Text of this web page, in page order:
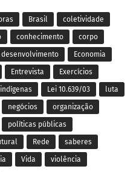
Brasil coletividade
conhecimento corpo
desenvolvimento Economia
Entrevista Exercícios
indígenas Lei 10.639/03 luta
negócios organização
políticas públicas
Rede saberes
Vida violência